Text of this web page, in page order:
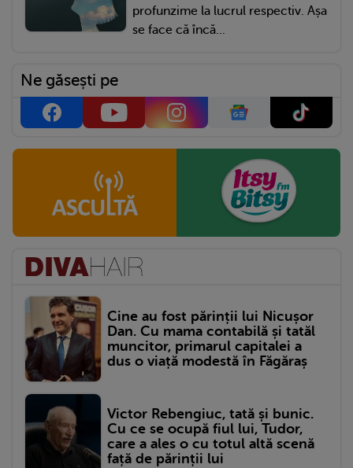
profunzime la lucrul respectiv. Așa
se face că încă...
Ne găsești pe
Cine au fost părinții lui Nicușor
Dan. Cu mama contabilă și tatăl
muncitor, primarul capitalei a
dus o viață modestă în Făgăraș
Victor Rebengiuc, tată și bunic.
Cu ce se ocupă fiul lui, Tudor,
care a ales o cu totul altă scenă
față de părinții lui